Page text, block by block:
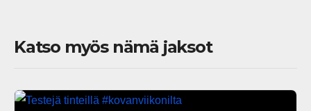
Katso myös nämä jaksot